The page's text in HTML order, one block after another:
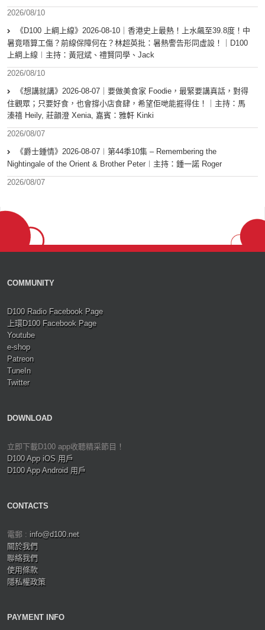
2026/08/10
《D100 上綱上線》2026-08-10｜香港史上最熱！上水飆至39.8度！中
暑竟唔算工傷？前線保障何在？林超英批：暑熱警告形同虛設！｜D100
上綱上線︱主持：黃冠斌、禮賢同學、Jack
2026/08/10
《想講就講》2026-08-07｜要做美食家 Foodie，最緊要講真話，對得
住觀眾；只要好食，也會撐小店食肆，希望佢哋能捱得住！｜主持：馬
溱禧 Heily, 莊韻澄 Xenia, 嘉賓：雅軒 Kinki
2026/08/07
《爵士鍾情》2026-08-07︱第44季10集 – Remembering the
Nightingale of the Orient & Brother Peter︱主持：鍾一諾 Roger
2026/08/07
COMMUNITY
D100 Radio Facebook Page
上環D100 Facebook Page
Youtube
e-shop
Patreon
TuneIn
Twitter
DOWNLOAD
立即下載D100 app收聽精采節目！
D100 App iOS 用戶
D100 App Android 用戶
CONTACTS
電郵 : info@d100.net
關於我們
聯絡我們
使用條款
隱私權政策
PAYMENT INFO